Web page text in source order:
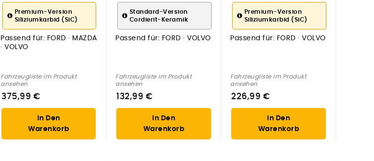
Premium-Version
Siliziumkarbid (SiC)
Passend für: FORD · MAZDA
· VOLVO
Fahrzeugliste im Produkt
ansehen
375,99 €
In Den
Warenkorb
Standard-Version
Cordierit-Keramik
Passend für: FORD · VOLVO
Fahrzeugliste im Produkt
ansehen
132,99 €
In Den
Warenkorb
Premium-Version
Siliziumkarbid (SiC)
Passend für: FORD · VOLVO
Fahrzeugliste im Produkt
ansehen
226,99 €
In Den
Warenkorb